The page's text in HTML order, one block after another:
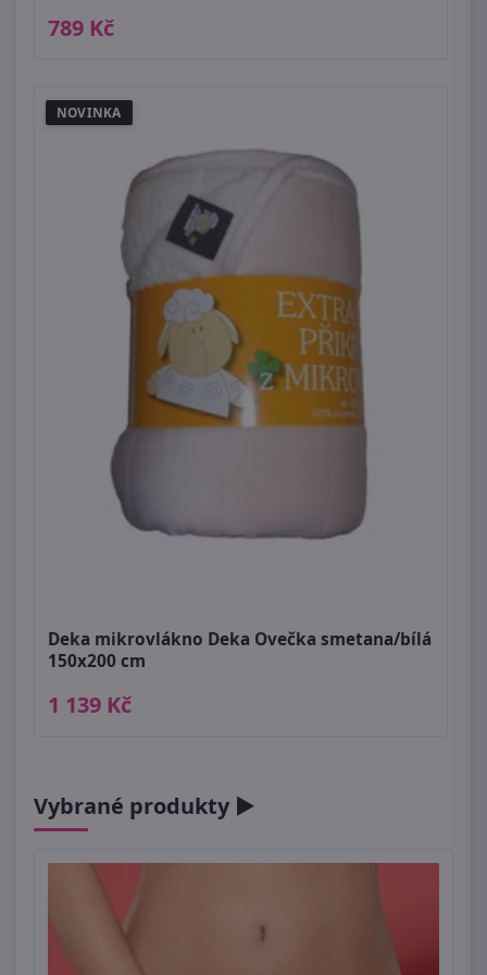
789 Kč
NOVINKA
Deka mikrovlákno Deka Ovečka smetana/bílá
150x200 cm
1 139 Kč
Vybrané produkty ►